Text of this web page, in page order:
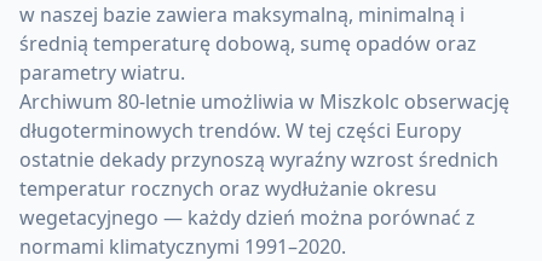
w naszej bazie zawiera maksymalną, minimalną i
średnią temperaturę dobową, sumę opadów oraz
parametry wiatru.
Archiwum 80-letnie umożliwia w Miszkolc obserwację
długoterminowych trendów. W tej części Europy
ostatnie dekady przynoszą wyraźny wzrost średnich
temperatur rocznych oraz wydłużanie okresu
wegetacyjnego — każdy dzień można porównać z
normami klimatycznymi 1991–2020.